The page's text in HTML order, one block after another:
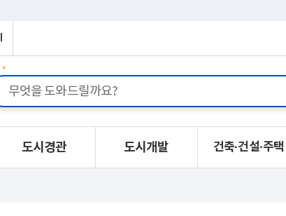
도시경관 도시개발 건축·건설·주택